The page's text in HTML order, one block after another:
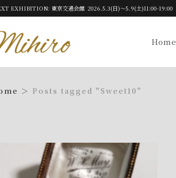
EXHIBITION: 東京交通会館 2026.5.3(日)～5.9(土)11:00-19:00
Home
Posts tagged "Sweet10"